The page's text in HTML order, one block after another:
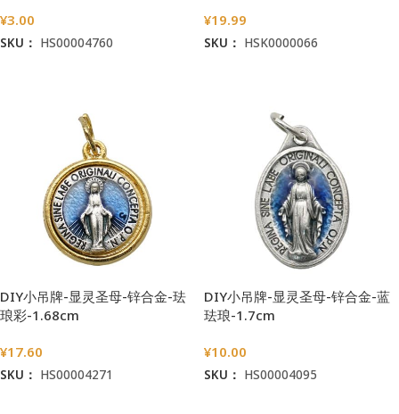
¥3.00
SKU： HS00004760
¥19.99
SKU： HSK0000066
DIY小吊牌-显灵圣母-锌合金-珐
琅彩-1.68cm
¥17.60
SKU： HS00004271
DIY小吊牌-显灵圣母-锌合金-蓝
珐琅-1.7cm
¥10.00
SKU： HS00004095